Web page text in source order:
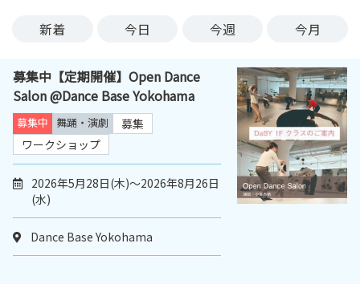
新着 今日 今週 今月
募集中【定期開催】Open Dance
Salon @Dance Base Yokohama
募集中 舞踊・演劇
募集
ワークショップ
2026年5月28日(木)～2026年8月26日
(水)
Dance Base Yokohama